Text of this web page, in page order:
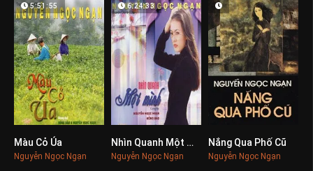
5:51:55
Màu Cỏ Úa
Nguyễn Ngọc Ngạn
0
6:24:33
Nhìn Quanh Một Mình
Nguyễn Ngọc Ngạn
Nắng Qua Phố Cũ
Nguyễn Ngọc Ngạn